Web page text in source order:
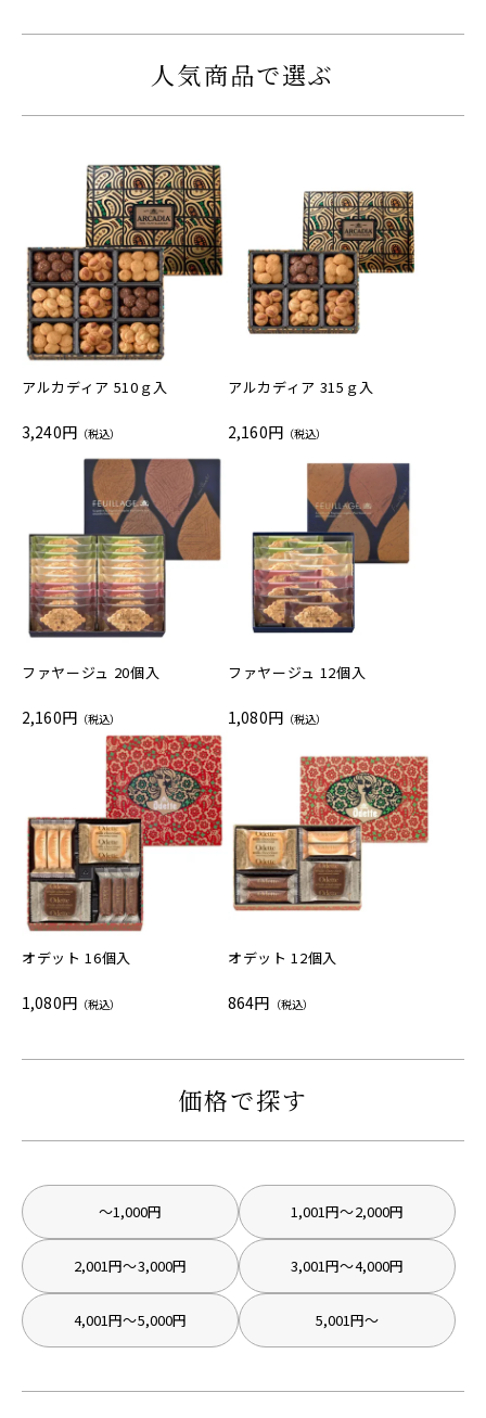
人気商品で選ぶ
アルカディア 510ｇ入
3,240円 （税込）
アルカディア 315ｇ入
2,160円 （税込）
ファヤージュ 20個入
2,160円 （税込）
ファヤージュ 12個入
1,080円 （税込）
オデット 16個入
1,080円 （税込）
オデット 12個入
864円 （税込）
価格で探す
〜1,000円 1,001円〜2,000円
2,001円〜3,000円 3,001円〜4,000円
4,001円〜5,000円 5,001円〜